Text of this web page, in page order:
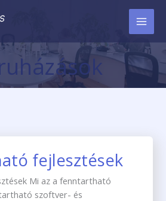
fejlesztések
Mi az a fenntartható
szoftver- és